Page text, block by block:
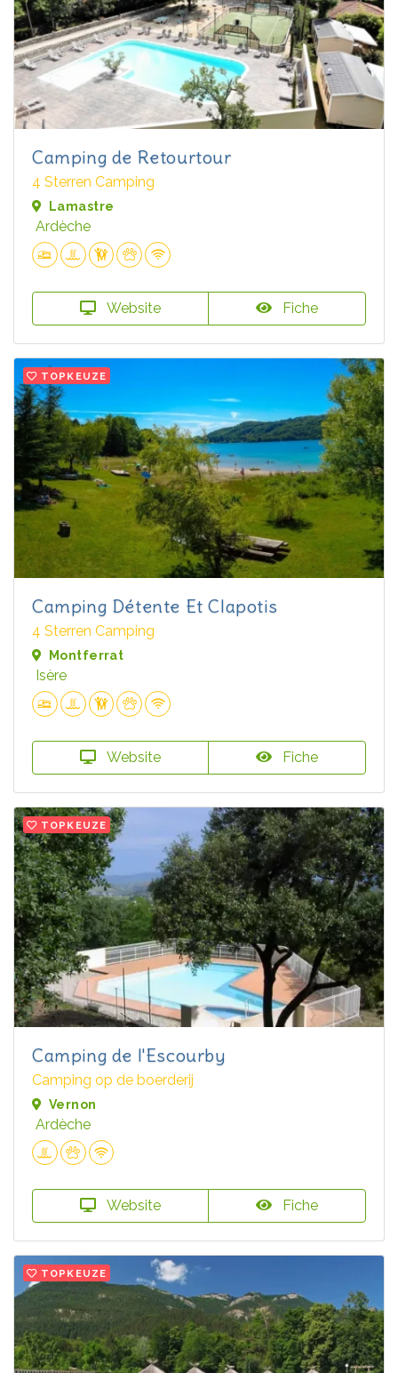
Camping de Retourtour
4 Sterren Camping
Lamastre
Ardèche
Website Fiche
TOPKEUZE
Camping Détente Et Clapotis
4 Sterren Camping
Montferrat
Isère
Website Fiche
TOPKEUZE
Camping de l'Escourby
Camping op de boerderij
Vernon
Ardèche
Website Fiche
TOPKEUZE